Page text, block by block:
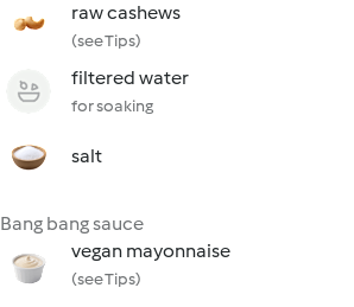
raw cashews
(see Tips)
filtered water
for soaking
salt
Bang bang sauce
vegan mayonnaise
(see Tips)